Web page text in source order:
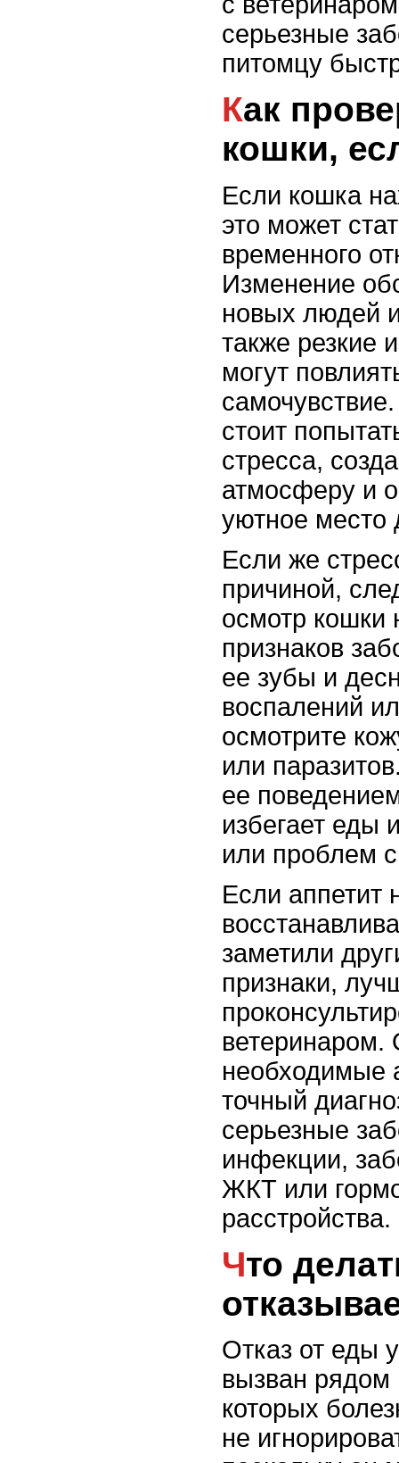
серьезные
питомцу
Как проверить здоровье
кошки,
Если кошка
это может
временного
Изменение
новых людей
также резкие
могут
стоит
стресса,
атмосферу и
уютное место
Если же
причиной,
осмотр кошки
признаков
ее зубы и
воспалений
осмотрите
или
ее
избегает еды
или проблем
Если аппетит
заметили
признаки,
ветеринаром.
необходимые
точный
серьезные
инфекции,
ЖКТ или
расстройства.
Что делать, если кошка
Отказ от еды
вызван рядом
которых
не